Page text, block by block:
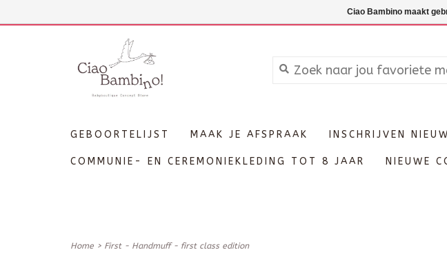
GEBOORTELIJST MAAK JE AFSPRAAK INSCHRIJVEN
COMMUNIE- EN CEREMONIEKLEDING TOT 8 JAAR NIEUWE
Home > First - Handmuff - first class edition
Ciao Bambino maakt